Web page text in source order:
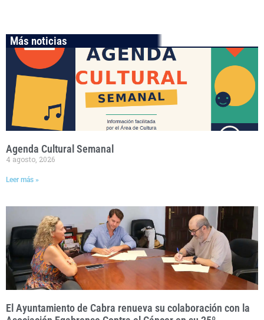
Más noticias
Agenda Cultural Semanal
4 agosto, 2026
Leer más »
El Ayuntamiento de Cabra renueva su colaboración con la